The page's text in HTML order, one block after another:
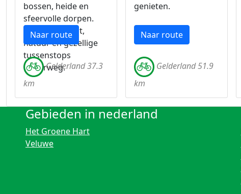
bossen, heide en
sfeervolle dorpen.
Geniet van rust,
natuur en gezellige
tussenstops
onderweg.
Naar route
Gelderland 37.3
km
genieten.
Naar route
Gelderland 51.9
km
Gebieden in nederland
Het Groene Hart
Veluwe